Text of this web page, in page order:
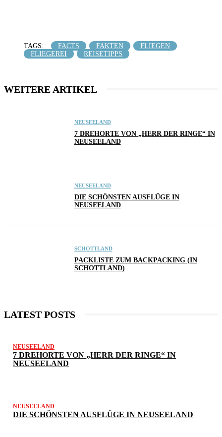
TAGS: FACTS FAKTEN
FLIEGEN
FLIEGEREI
REISETIPPS
WEITERE ARTIKEL
NEUSEELAND
7 DREHORTE VON „HERR DER RINGE“ IN
NEUSEELAND
NEUSEELAND
DIE SCHÖNSTEN AUSFLÜGE IN
NEUSEELAND
SCHOTTLAND
PACKLISTE ZUM BACKPACKING (IN
SCHOTTLAND)
LATEST POSTS
NEUSEELAND
7 DREHORTE VON „HERR DER RINGE“ IN
NEUSEELAND
NEUSEELAND
DIE SCHÖNSTEN AUSFLÜGE IN NEUSEELAND